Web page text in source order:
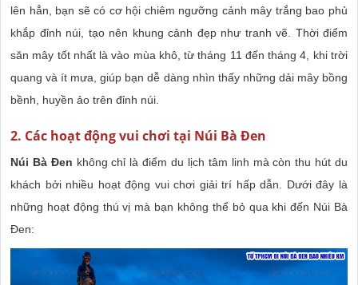
lên hẳn, bạn sẽ có cơ hội chiêm ngưỡng cảnh mây trắng bao phủ
khắp đỉnh núi, tạo nên khung cảnh đẹp như tranh vẽ. Thời điểm
săn mây tốt nhất là vào mùa khô, từ tháng 11 đến tháng 4, khi trời
quang và ít mưa, giúp bạn dễ dàng nhìn thấy những dải mây bồng
bềnh, huyền ảo trên đỉnh núi.
2. Các hoạt động vui chơi tại Núi Bà Đen
Núi Bà Đen không chỉ là điểm du lịch tâm linh mà còn thu hút du
khách bởi nhiều hoạt động vui chơi giải trí hấp dẫn. Dưới đây là
những hoạt động thú vị mà bạn không thể bỏ qua khi đến Núi Bà
Đen: